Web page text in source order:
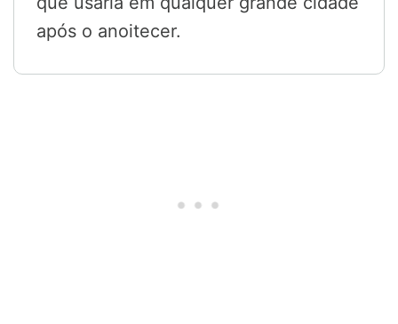
após o anoitecer.